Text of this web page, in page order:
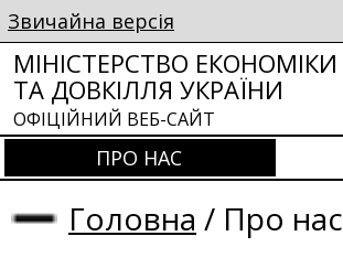
Звичайна версія
МІНІСТЕРСТВО ЕКОНОМІКИ
ТА ДОВКІЛЛЯ УКРАЇНИ
ОФІЦІЙНИЙ ВЕБ-САЙТ
ПРО НАС
Головна / Про нас